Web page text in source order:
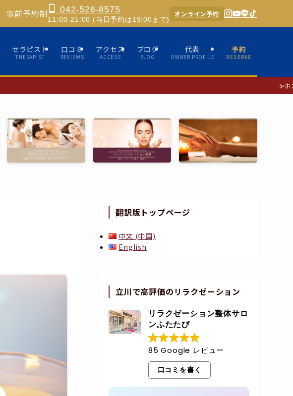
事前予約制 042-526-8575
11:00-21:00 (当日予約は19:00まで)
オンライン予約
セラピスト
THERAPIST
口コミ
REVIEWS
アクセス
ACCESS
ブログ
BLOG
代表
OWNER PROFILE
予約
RESERVE
✨ホスピタリティあふれる女性セ
翻訳版トップページ
中文 (中国)
English
立川で高評価のリラクゼーション
リラクゼーション整体サロ
ンふたたび
85 Google レビュー
口コミを書く